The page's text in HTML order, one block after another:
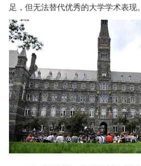
足，但无法替代优秀的大学学术表现。